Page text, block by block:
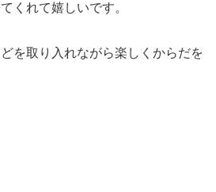
くれて嬉しいです。
を取り入れながら楽しくからだを